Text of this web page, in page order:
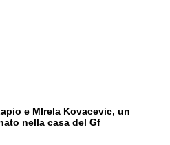
e MIrela Kovacevic, un
nella casa del Gf